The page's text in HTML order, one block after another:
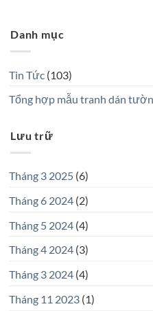
Danh mục
Tin Tức(103)
Tổng hợp mẫu tranh dán
Lưu trữ
Tháng 3 2025(6)
Tháng 6 2024(2)
Tháng 5 2024(4)
Tháng 4 2024(3)
Tháng 3 2024(4)
Tháng 11 2023(1)